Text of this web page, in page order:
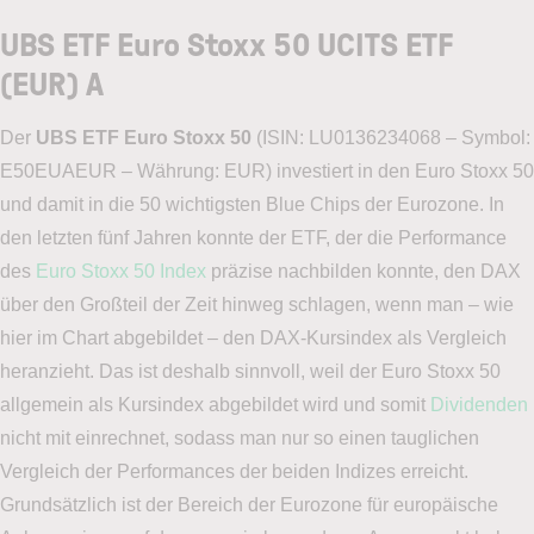
UBS ETF Euro Stoxx 50 UCITS ETF
(EUR) A
Der UBS ETF Euro Stoxx 50 (ISIN: LU0136234068 – Symbol:
E50EUAEUR – Währung: EUR) investiert in den Euro Stoxx 50
und damit in die 50 wichtigsten Blue Chips der Eurozone. In
den letzten fünf Jahren konnte der ETF, der die Performance
des Euro Stoxx 50 Index präzise nachbilden konnte, den DAX
über den Großteil der Zeit hinweg schlagen, wenn man – wie
hier im Chart abgebildet – den DAX-Kursindex als Vergleich
heranzieht. Das ist deshalb sinnvoll, weil der Euro Stoxx 50
allgemein als Kursindex abgebildet wird und somit Dividenden
nicht mit einrechnet, sodass man nur so einen tauglichen
Vergleich der Performances der beiden Indizes erreicht.
Grundsätzlich ist der Bereich der Eurozone für europäische